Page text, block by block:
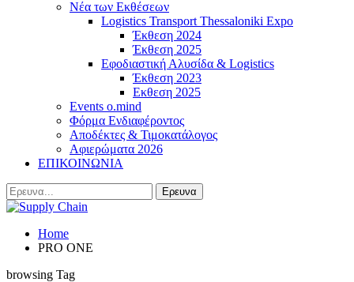
Νέα των Εκθέσεων
Logistics Transport Thessaloniki Expo
Έκθεση 2024
Έκθεση 2025
Εφοδιαστική Αλυσίδα & Logistics
Έκθεση 2023
Εκθεση 2025
Events o.mind
Φόρμα Ενδιαφέροντος
Αποδέκτες & Τιμοκατάλογος
Αφιερώματα 2026
ΕΠΙΚΟΙΝΩΝΙΑ
Home
PRO ONE
browsing Tag